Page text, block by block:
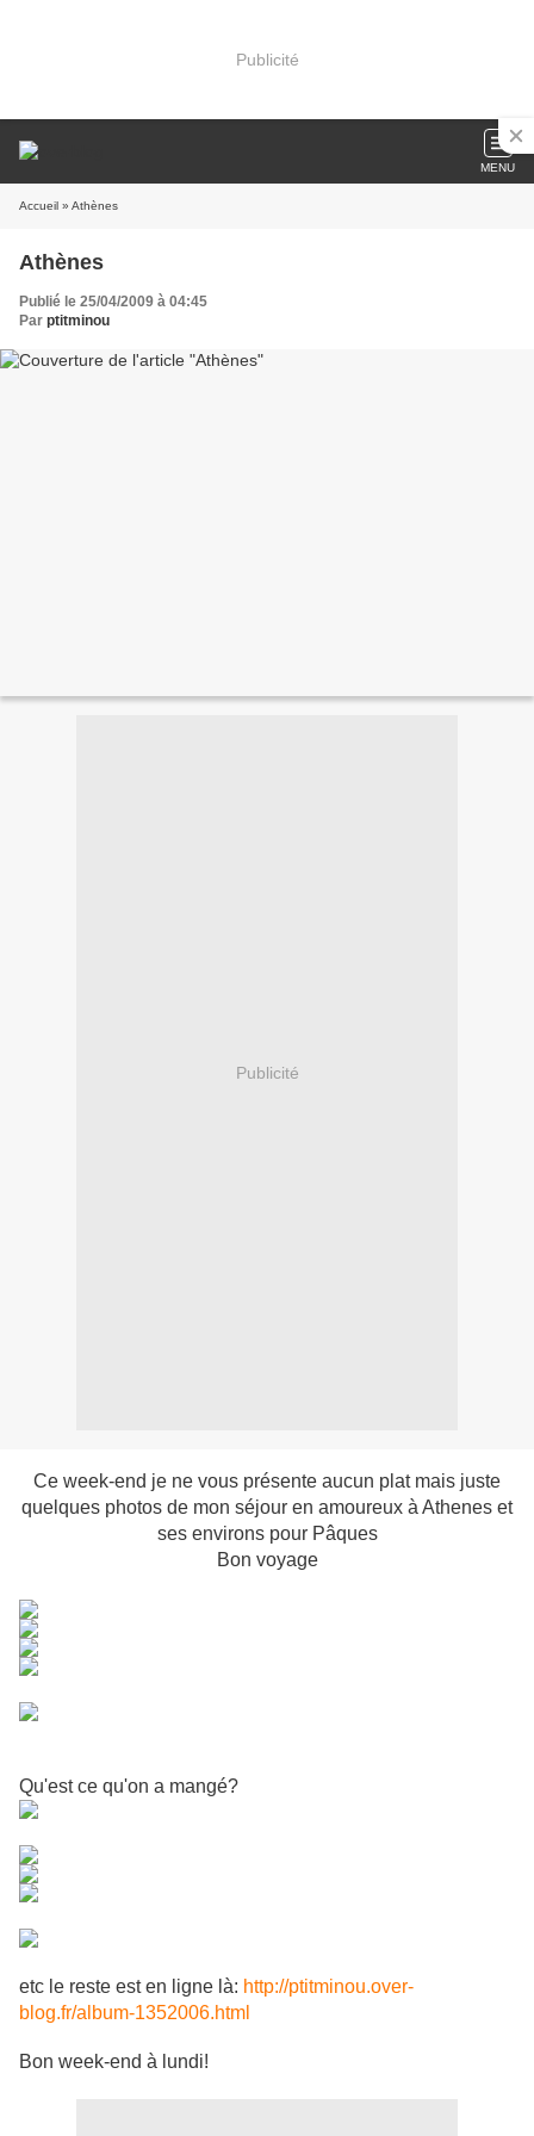
Publicité
MENU
Accueil » Athènes
Athènes
Publié le 25/04/2009 à 04:45
Par ptitminou
Publicité
Ce week-end je ne vous présente aucun plat mais juste
quelques photos de mon séjour en amoureux à Athenes et
ses environs pour Pâques
Bon voyage
Qu'est ce qu'on a mangé?
etc le reste est en ligne là: http://ptitminou.over-
blog.fr/album-1352006.html
Bon week-end à lundi!